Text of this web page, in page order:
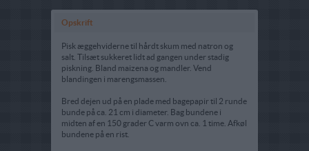
Opskrift
Pisk æggehviderne til hårdt skum med natron og
salt. Tilsæt sukkeret lidt ad gangen under stadig
piskning. Bland maizena og mandler. Vend
blandingen i marengsmassen.
Bred dejen ud på en plade med bagepapir til 2 runde
bunde på ca. 21 cm i diameter. Bag bundene i
midten af en 150 grader C varm ovn ca. 1 time. Afkøl
bundene på en rist.